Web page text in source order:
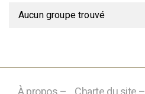
G
u
p
Aucun groupe trouvé
À propos – Charte du site –